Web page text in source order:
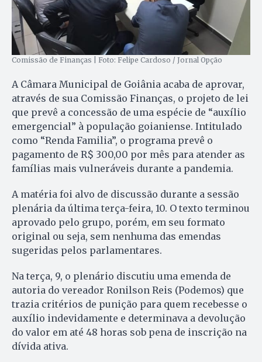
Comissão de Finanças | Foto: Felipe Cardoso / Jornal Opção
A Câmara Municipal de Goiânia acaba de aprovar,
através de sua Comissão Finanças, o projeto de lei
que prevê a concessão de uma espécie de “auxílio
emergencial” à população goianiense. Intitulado
como “Renda Familia”, o programa prevê o
pagamento de R$ 300,00 por mês para atender as
famílias mais vulneráveis durante a pandemia.
A matéria foi alvo de discussão durante a sessão
plenária da última terça-feira, 10. O texto terminou
aprovado pelo grupo, porém, em seu formato
original ou seja, sem nenhuma das emendas
sugeridas pelos parlamentares.
Na terça, 9, o plenário discutiu uma emenda de
autoria do vereador Ronilson Reis (Podemos) que
trazia critérios de punição para quem recebesse o
auxílio indevidamente e determinava a devolução
do valor em até 48 horas sob pena de inscrição na
dívida ativa.